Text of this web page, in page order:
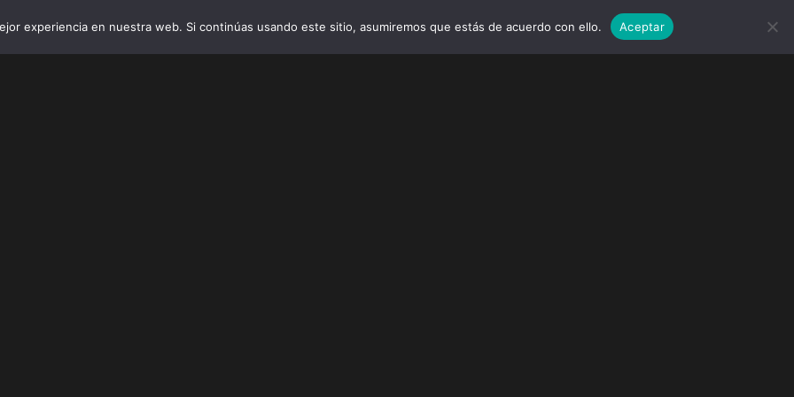
INICIO VIBRO AI EMPRESAS Y MARCAS EVENTOS WEDDINGS CONTACTO
experiencia en nuestra web. Si continúas usando este sitio, asumiremos que estás de acuerdo con ello. Aceptar